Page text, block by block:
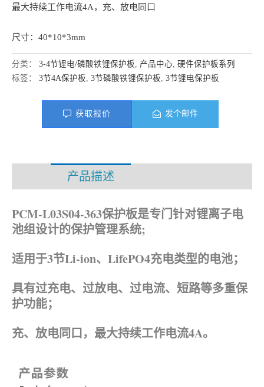
最大持续工作电流4A，充、放电同口
尺寸：40*10*3mm
分类： 3-4节锂电/磷酸铁锂保护板, 产品中心, 硬件保护板系列
标签： 3节4A保护板, 3节磷酸铁锂保护板, 3节锂电保护板
获取报价 发个邮件
产品描述
PCM-L03S04-363保护板是专门针对锂离子电
池组设计的保护管理系统;
适用于3节Li-ion、 LifePO4充电类型的电池；
具有过充电、过放电、过电流、短路等多重保
护功能；
充、放电同口，最大持续工作电流4A。